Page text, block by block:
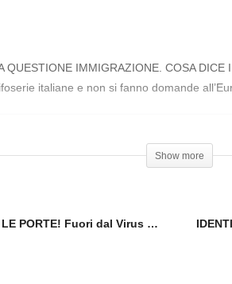
QUESTIONE IMMIGRAZIONE. COSA
italiane e non si fanno domande
Show more
RSA: RIAPRIAMO LE PORTE! Fuori dal Virus n.277